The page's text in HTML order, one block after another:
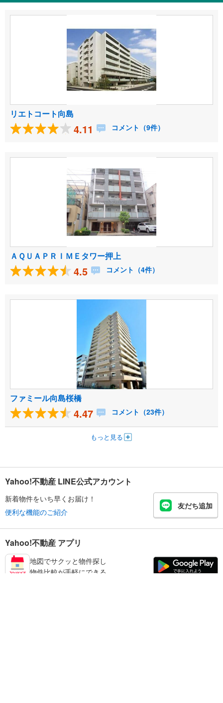
リエトコート向島
4.11 コメント（9件）
ＡＱＵＡＰＲＩＭＥタワー押上
4.5 コメント（4件）
ファミール向島桜橋
4.47 コメント（23件）
もっと見る
Yahoo!不動産 LINE公式アカウント
新着物件をいち早くお届け！
便利な機能のご紹介
友だち追加
Yahoo!不動産 アプリ
地図でサクッと物件探し
物件比較が手軽にできる